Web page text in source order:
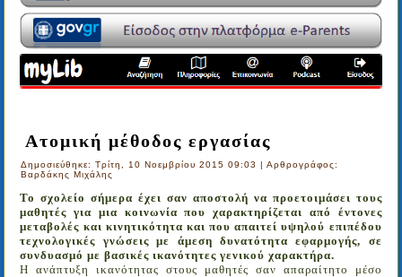
Ατομική μέθοδος εργασίας
Δημοσιεύθηκε: Τρίτη, 10 Νοεμβρίου 2015 09:03|Αρθρογράφος:
Βαρδάκης Μιχάλης
Το σχολείο σήμερα έχει σαν αποστολή να προετοιμάσει τους
μαθητές για μια κοινωνία που χαρακτηρίζεται από έντονες
μεταβολές και κινητικότητα και που απαιτεί υψηλού επιπέδου
τεχνολογικές γνώσεις με άμεση δυνατότητα εφαρμογής, σε
συνδυασμό με βασικές ικανότητες γενικού χαρακτήρα.
Η ανάπτυξη ικανότητας στους μαθητές σαν απαραίτητο μέσο